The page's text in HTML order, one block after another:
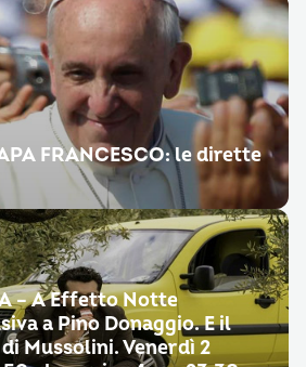
FRANCESCO: le dirette
– A Effetto Notte
a Pino Donaggio. E il
Mussolini. Venerdì 2